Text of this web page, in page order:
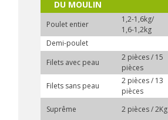
DU MOULIN
Poulet entier
1,2-1,6kg/
1,6-1,2kg
Demi-poulet
Filets avec peau
2 pièces / 15
pièces
Filets sans peau
2 pièces / 13
pièces
Suprême
2 pièces / 2Kg